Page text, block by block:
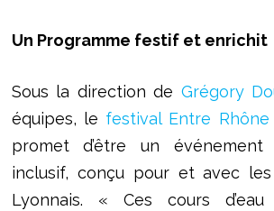
Un Programme festif et enrichit
Sous la direction de Grégory
équipes, le festival Entre
promet d’être un
inclusif, conçu pour et avec
Lyonnais. « Ces cours